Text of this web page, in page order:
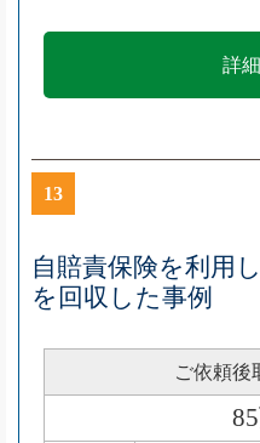
詳
13
自賠責保険を利用
を回収した事例
ご依頼後